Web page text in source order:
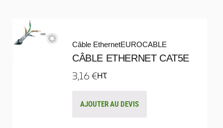
Câble EthernetEUROCABLE
CÂBLE ETHERNET CAT5E
3,16€HT
AJOUTER AU DEVIS